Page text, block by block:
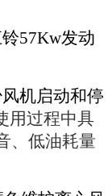
57Kw发动
机启动和停
用过程中具
、低油耗量